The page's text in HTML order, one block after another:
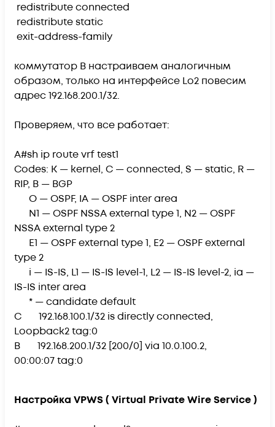
redistribute connected
redistribute static
exit-address-family
коммутатор B настраиваем аналогичным
образом, только на интерфейсе Lo2 повесим
адрес 192.168.200.1/32.
Проверяем, что все работает:
A#sh ip route vrf test1
Codes: K — kernel, C — connected, S — static, R —
RIP, B — BGP
O — OSPF, IA — OSPF inter area
N1 — OSPF NSSA external type 1, N2 — OSPF
NSSA external type 2
E1 — OSPF external type 1, E2 — OSPF external
type 2
i — IS-IS, L1 — IS-IS level-1, L2 — IS-IS level-2, ia —
IS-IS inter area
* — candidate default
C 192.168.100.1/32 is directly connected,
Loopback2 tag:0
B 192.168.200.1/32 [200/0] via 10.0.100.2,
00:00:07 tag:0
Настройка VPWS ( Virtual Private Wire Service )